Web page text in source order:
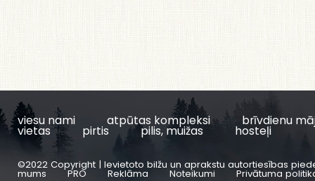
viesu nami atpūtas kompleksi brīvdienu
vietas pirtis pilis, muižas hosteļi
©2022 Copyright | Ievietoto bilžu un aprakstu autortiesības
mums PRO Reklāma Noteikumi Privātuma